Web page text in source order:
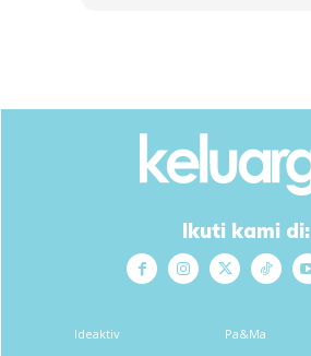
Ikuti kami di:
Ideaktiv Pa&Ma